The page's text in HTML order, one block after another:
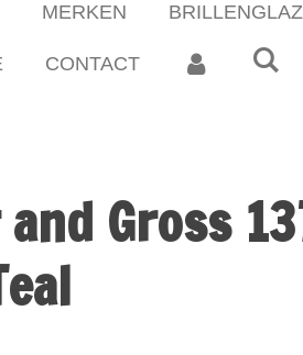
MERKEN
CONTACT
Gross